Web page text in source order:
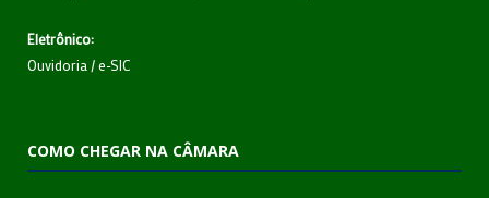
Eletrônico:
Ouvidoria /e-SIC
COMO CHEGAR NA CÂMARA